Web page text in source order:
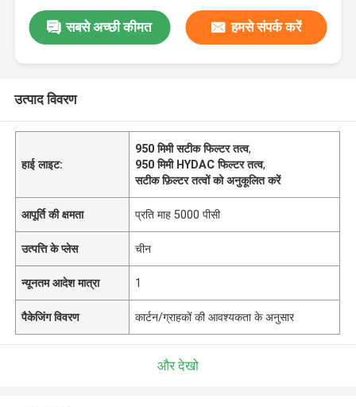
सबसे अच्छी कीमत हमसे संपर्क करें
उत्पाद विवरण
हाई लाइट:
950 मिमी सटीक फिल्टर तत्व,
950 मिमी HYDAC फिल्टर तत्व,
सटीक फ़िल्टर तत्वों को अनुकूलित करें
आपूर्ति की क्षमता प्रति माह 5000 पीसी
उत्पत्ति के प्लेस चीन
न्यूनतम आदेश मात्रा 1
पैकेजिंग विवरण कार्टन/ग्राहकों की आवश्यकता के अनुसार
और देखो